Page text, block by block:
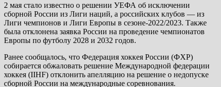
2 мая стало известно о решении УЕФА об исключении
сборной России из Лиги наций, а российских клубов — из
Лиги чемпионов и Лиги Европы в сезоне-2022/2023. Также
была отклонена заявка Роccии на проведение чемпионатов
Европы по футболу 2028 и 2032 годов.
Ранее сообщалось, что Федерация хоккея России (ФХР)
собирается обжаловать решение Международной федерации
хоккея (IIHF) отклонить апелляцию на решение о недопуске
сборной России на международные соревнования.